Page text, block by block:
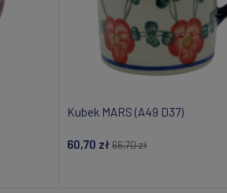
Kubek MARS (A49 D37)
60,70 zł 66,70 zł